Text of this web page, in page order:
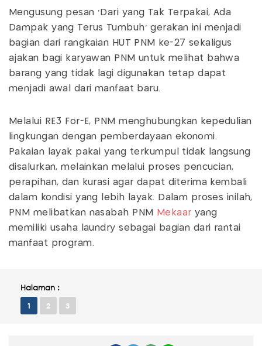
Mengusung pesan 'Dari yang Tak Terpakai, Ada
Dampak yang Terus Tumbuh' gerakan ini menjadi
bagian dari rangkaian HUT PNM ke-27 sekaligus
ajakan bagi karyawan PNM untuk melihat bahwa
barang yang tidak lagi digunakan tetap dapat
menjadi awal dari manfaat baru.
Melalui RE3 For-E, PNM menghubungkan kepedulian
lingkungan dengan pemberdayaan ekonomi.
Pakaian layak pakai yang terkumpul tidak langsung
disalurkan, melainkan melalui proses pencucian,
perapihan, dan kurasi agar dapat diterima kembali
dalam kondisi yang lebih layak. Dalam proses inilah,
PNM melibatkan nasabah PNM
Mekaar yang
memiliki usaha laundry sebagai bagian dari rantai
manfaat program.
Halaman :
1 2 3